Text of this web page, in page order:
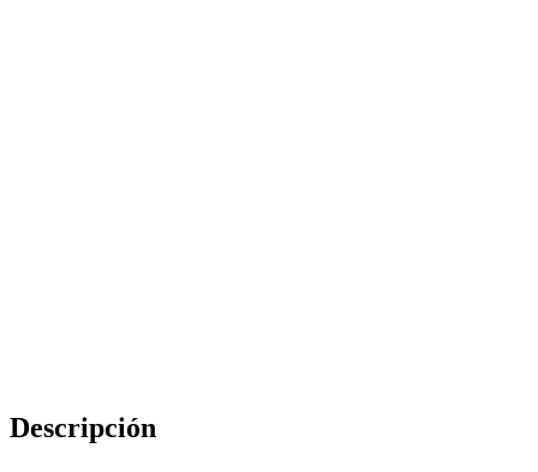
Descripción